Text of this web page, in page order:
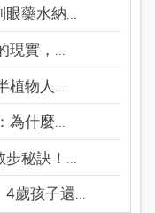
眼藥水納...
現實，...
植物人...
為什麼...
秘訣！...
4歲孩子還...